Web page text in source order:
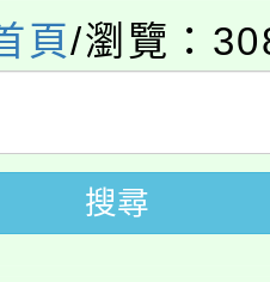
日，桃園電
市運動會8/
泳池舉行。
入戶享有免
中低收入戶
育及科技
頁/瀏覽：
搜尋